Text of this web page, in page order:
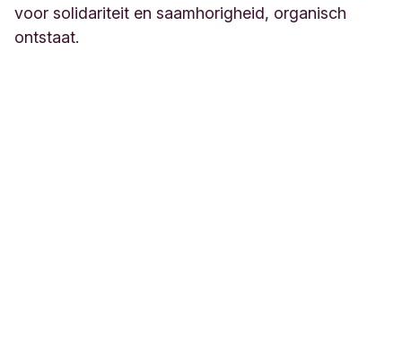
voor solidariteit en saamhorigheid, organisch
ontstaat.